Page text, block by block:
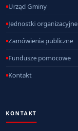
Urząd Gminy
Jednostki organizacyjne
Zamówienia publiczne
Fundusze pomocowe
Kontakt
KONTAKT